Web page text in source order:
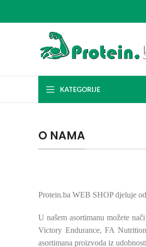
KATEGORIJE
O NAMA
Protein.ba WEB SHOP djeluje
U našem asortimanu možete
Victory Endurance, FA
asortimana proizvoda iz